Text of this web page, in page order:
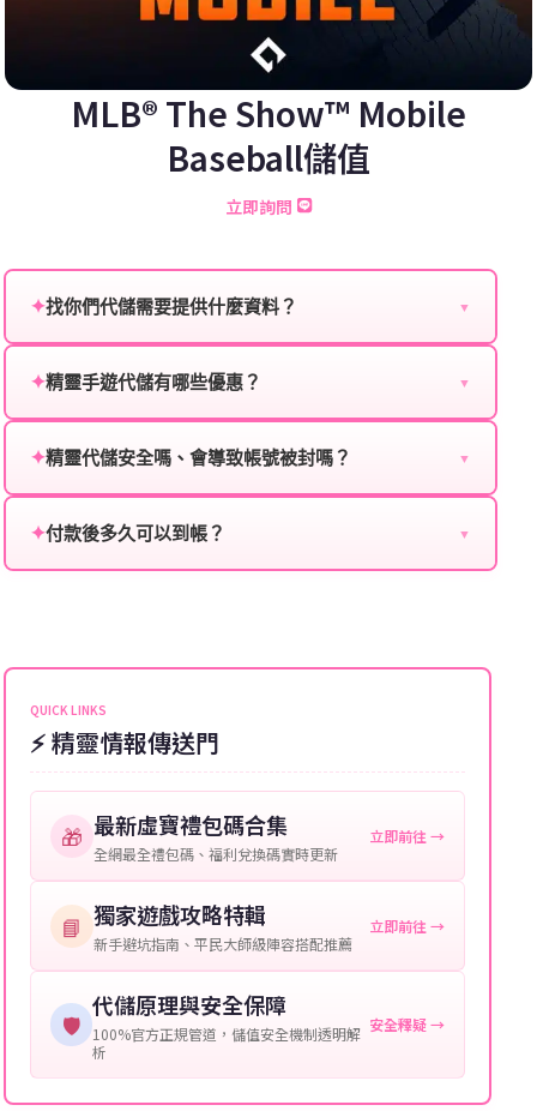
MLB® The Show™ Mobile
Baseball儲值
立即詢問
✦找你們代儲需要提供什麼資料？ ▼
服：
角色名稱：您遊戲中的角色名稱。
等級：角色的當前等級。
提供這些信息能幫助我們更快地處理您的代儲需求，確
保您盡享遊戲樂趣！
✦精靈手遊代儲有哪些優惠？ ▼
贈送、大額儲值優惠及節日限定活動，儲值最低6折
✦精靈代儲安全嗎、會導致帳號被封嗎？ ▼
單，不使用外掛程式、非法點數或異常儲值管道。您獲
✦付款後多久可以到帳？ ▼
可直接聯絡客服查詢訂單進度。
QUICK LINKS
⚡ 精靈情報傳送門
🎁 最新虛寶禮包碼合集
全網最全禮包碼、福利兌換碼實時更新
立即前往 →
📘 獨家遊戲攻略特輯
新手避坑指南、平民大師級陣容搭配推薦
立即前往 →
🛡️
代儲原理與安全保障
100%官方正規管道，儲值安全機制透明解
析
安全釋疑 →